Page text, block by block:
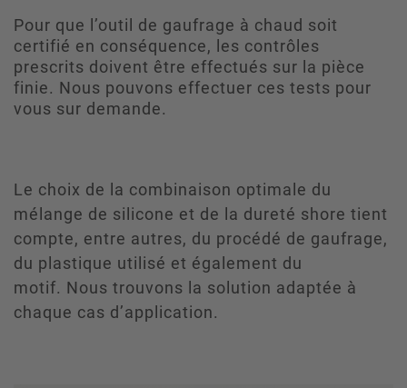
Pour que l’outil de gaufrage à chaud soit
certifié en conséquence, les contrôles
prescrits doivent être effectués sur la pièce
finie. Nous pouvons effectuer ces tests pour
vous sur demande.
Le choix de la combinaison optimale du
mélange de silicone et de la dureté shore tient
compte, entre autres, du procédé de gaufrage,
du plastique utilisé et également du
motif. Nous trouvons la solution adaptée à
chaque cas d’application.